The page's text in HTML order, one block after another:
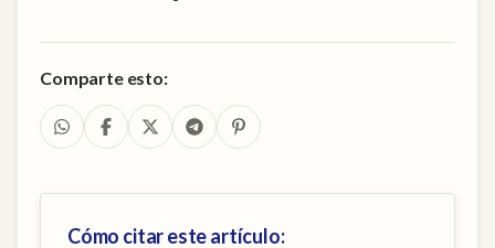
Comparte esto:
Cómo citar este artículo: